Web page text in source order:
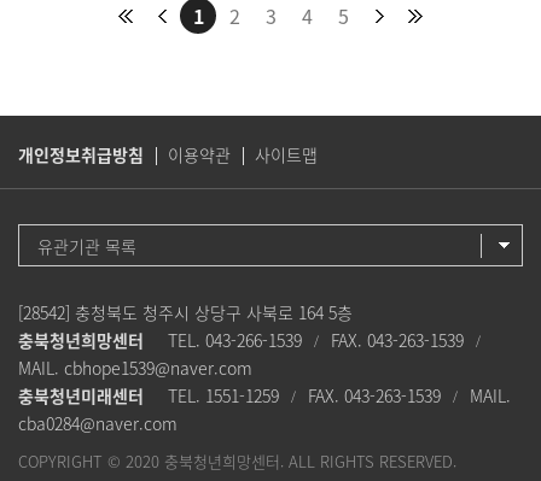
1 2 3 4 5
개인정보취급방침 이용약관 사이트맵
유관기관 목록
[28542] 충청북도 청주시 상당구 사북로 164 5층
충북청년희망센터
TEL. 043-266-1539 / FAX. 043-263-1539 /
MAIL. cbhope1539@naver.com
충북청년미래센터
TEL. 1551-1259 / FAX. 043-263-1539 /
MAIL.
cba0284@naver.com
COPYRIGHT © 2020 충북청년희망센터. ALL RIGHTS RESERVED.